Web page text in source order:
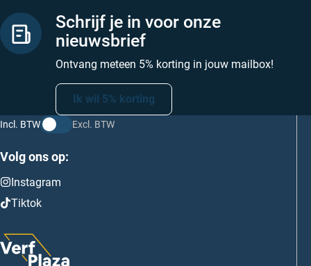
Schrijf je in voor onze
nieuwsbrief
Ontvang meteen 5% korting in jouw mailbox!
Ik wil 5% korting
Incl. BTW Excl. BTW
Volg ons op:
Instagram
Tiktok